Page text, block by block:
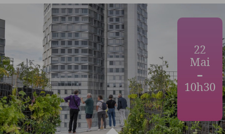
22
Mai
10h30